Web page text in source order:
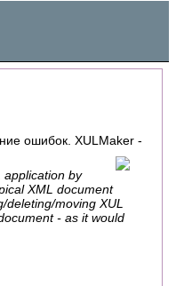
ошибок. XULMaker -
application by
XML document
deleting/moving XUL
- as it would